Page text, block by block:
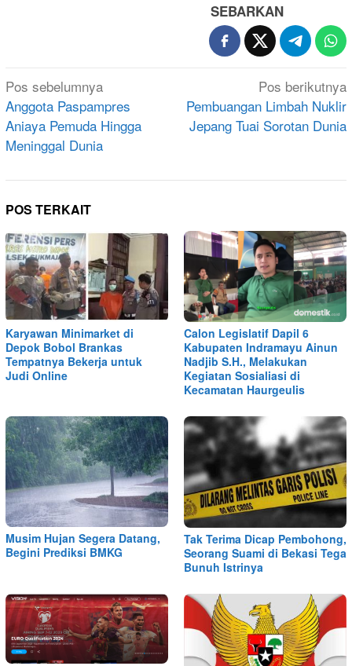
SEBARKAN
Navigasi
pos
Pos sebelumnya
Anggota Paspampres
Aniaya Pemuda Hingga
Meninggal Dunia
Pos berikutnya
Pembuangan Limbah Nuklir
Jepang Tuai Sorotan Dunia
POS TERKAIT
Karyawan Minimarket di
Depok Bobol Brankas
Tempatnya Bekerja untuk
Judi Online
Calon Legislatif Dapil 6
Kabupaten Indramayu Ainun
Nadjib S.H., Melakukan
Kegiatan Sosialiasi di
Kecamatan Haurgeulis
Musim Hujan Segera Datang,
Begini Prediksi BMKG
Tak Terima Dicap Pembohong,
Seorang Suami di Bekasi Tega
Bunuh Istrinya